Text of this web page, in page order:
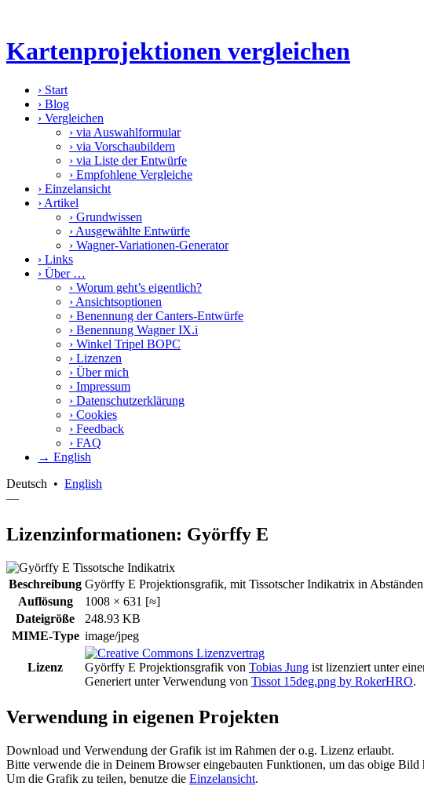
Kartenprojektionen vergleichen
› Start
› Blog
› Vergleichen
› via Auswahlformular
› via Vorschaubildern
› via Liste der Entwürfe
› Empfohlene Vergleiche
› Einzelansicht
› Artikel
› Grundwissen
› Ausgewählte Entwürfe
› Wagner-Variationen-Generator
› Links
› Über …
› Worum geht’s eigentlich?
› Ansichtsoptionen
› Benennung der Canters-Entwürfe
› Benennung Wagner IX.i
› Winkel Tripel BOPC
› Lizenzen
› Über mich
› Impressum
› Datenschutzerklärung
› Cookies
› Feedback
› FAQ
→ English
Deutsch • English
—
Lizenzinformationen: Györffy E
Beschreibung Györffy E Projektionsgrafik, mit Tissotscher Indikatrix in
Auflösung
1008 × 631 [≈]
Dateigröße
248.93 KB
MIME-Type image/jpeg
Lizenz Györffy E Projektionsgrafik von Tobias Jung ist lizenziert unter
Generiert unter Verwendung von Tissot 15deg.png by RokerHRO.
Verwendung in eigenen Projekten
Download und Verwendung der Grafik ist im Rahmen der o.g. Lizenz erlaubt.
Bitte verwende die in Deinem Browser eingebauten Funktionen, um das obige Bild
Um die Grafik zu teilen, benutze die Einzelansicht.